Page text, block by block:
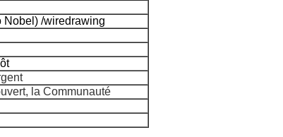
Nobel) /wiredrawing
la Communauté